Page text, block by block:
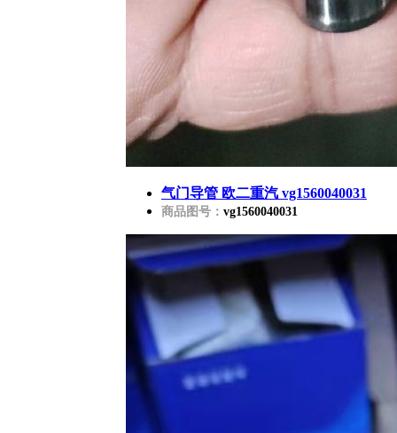
气门导管 欧二重汽 vg1560040031
商品图号： vg1560040031